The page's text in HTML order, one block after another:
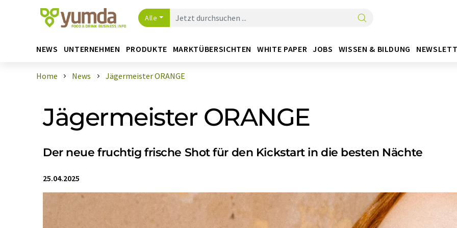
Alle
NEWS UNTERNEHMEN PRODUKTE MARKTÜBERSICHTEN WHITE PAPER JOBS WISSEN & BILDUNG
Home News Jägermeister ORANGE
Jägermeister ORANGE
Der neue fruchtig frische Shot für den Kickstart in die besten Nächte
25.04.2025